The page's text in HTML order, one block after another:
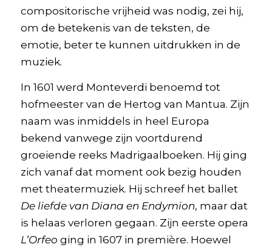
compositorische vrijheid was nodig, zei hij,
om de betekenis van de teksten, de
emotie, beter te kunnen uitdrukken in de
muziek.
In 1601 werd Monteverdi benoemd tot
hofmeester van de Hertog van Mantua. Zijn
naam was inmiddels in heel Europa
bekend vanwege zijn voortdurend
groeiende reeks Madrigaalboeken. Hij ging
zich vanaf dat moment ook bezig houden
met theatermuziek. Hij schreef het ballet
De liefde van Diana en Endymion, maar dat
is helaas verloren gegaan. Zijn eerste opera
L’Orfeo ging in 1607 in première. Hoewel